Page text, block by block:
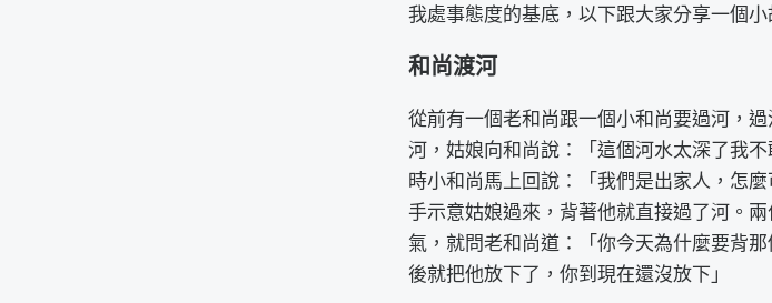
我處事態度的基底，以下跟大家分享一個小
和尚渡河
從前有一個老和尚跟一個小和尚要過河，
河，姑娘向和尚說：「這個河水太深了我
時小和尚馬上回說：「我們是出家人，怎
手示意姑娘過來，背著他就直接過了河。
氣，就問老和尚道：「你今天為什麼要背
後就把他放下了，你到現在還沒放下」